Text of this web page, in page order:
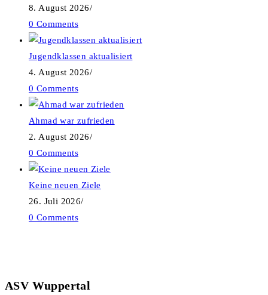
8. August 2026/
0 Comments
Jugendklassen aktualisiert
4. August 2026/
0 Comments
Ahmad war zufrieden
2. August 2026/
0 Comments
Keine neuen Ziele
26. Juli 2026/
0 Comments
ASV Wuppertal